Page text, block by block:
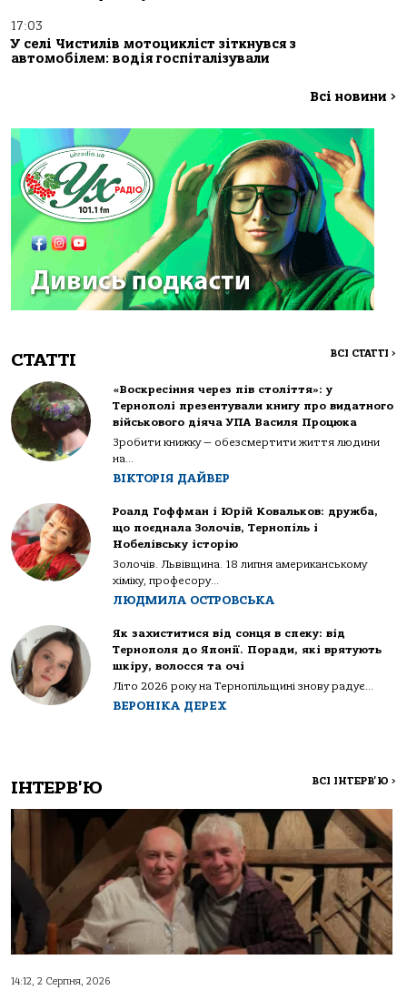
17:03
У селі Чистилів мотоцикліст зіткнувся з
автомобілем: водія госпіталізували
Всі новини >
СТАТТІ ВСІ СТАТТІ >
«Воскресіння через пів століття»: у
Тернополі презентували книгу про видатного
військового діяча УПА Василя Процюка
Зробити книжку — обезсмертити життя людини
на...
ВІКТОРІЯ ДАЙВЕР
Роалд Гоффман і Юрій Ковальков: дружба,
що поєднала Золочів, Тернопіль і
Нобелівську історію
Золочів. Львівщина. 18 липня американському
хіміку, професору...
ЛЮДМИЛА ОСТРОВСЬКА
Як захиститися від сонця в спеку: від
Тернополя до Японії. Поради, які врятують
шкіру, волосся та очі
Літо 2026 року на Тернопільщині знову радує...
ВЕРОНІКА ДЕРЕХ
ІНТЕРВ'Ю ВСІ ІНТЕРВ'Ю >
14:12, 2 Серпня, 2026